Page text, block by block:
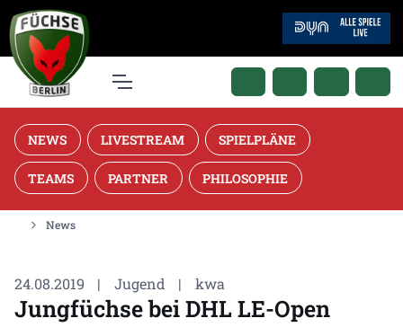
NEWS LIVESTREAM SPIELPLÄNE
TEAMS PARTNER PHILOSOPHIE
News
24.08.2019 | Jugend | kwa
Jungfüchse bei DHL LE-Open